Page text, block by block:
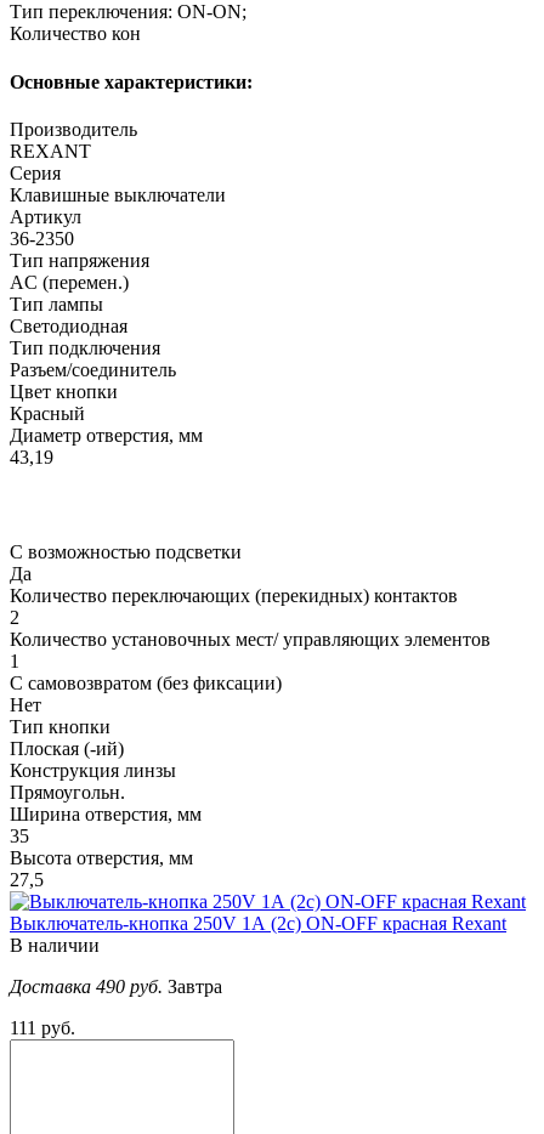
Тип переключения: ON-ON;
Количество кон
Основные характеристики:
Производитель
REXANT
Серия
Клавишные выключатели
Артикул
36-2350
Тип напряжения
AC (перемен.)
Тип лампы
Светодиодная
Тип подключения
Разъем/соединитель
Цвет кнопки
Красный
Диаметр отверстия, мм
43,19
С возможностью подсветки
Да
Количество переключающих (перекидных) контактов
2
Количество установочных мест/ управляющих элементов
1
С самовозвратом (без фиксации)
Нет
Тип кнопки
Плоская (-ий)
Конструкция линзы
Прямоугольн.
Ширина отверстия, мм
35
Высота отверстия, мм
27,5
Выключатель-кнопка 250V 1А (2с) ON-OFF красная Rexant
В наличии
Доставка 490 руб. Завтра
111 руб.